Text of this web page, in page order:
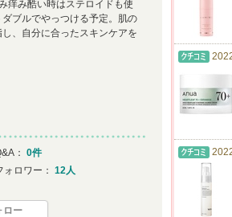
痒み酷い時はステロイドも使
ブルでやっつける予定。肌の
、自分に合ったスキンケアを
： 0件
ォロワー： 12人
ロー